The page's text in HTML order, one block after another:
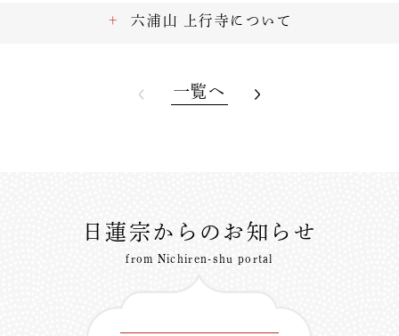
六浦山 上行寺について
一覧へ
日蓮宗からのお知らせ
from Nichiren-shu portal